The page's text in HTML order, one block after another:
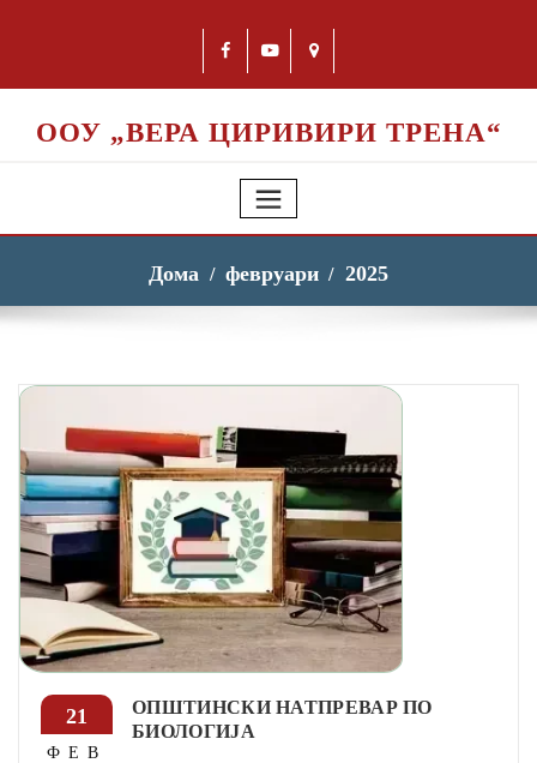
ООУ „ВЕРА ЦИРИВИРИ ТРЕНА“
Дома февруари 2025
21
ФЕВ
ОПШТИНСКИ НАТПРЕВАР ПО
БИОЛОГИЈА